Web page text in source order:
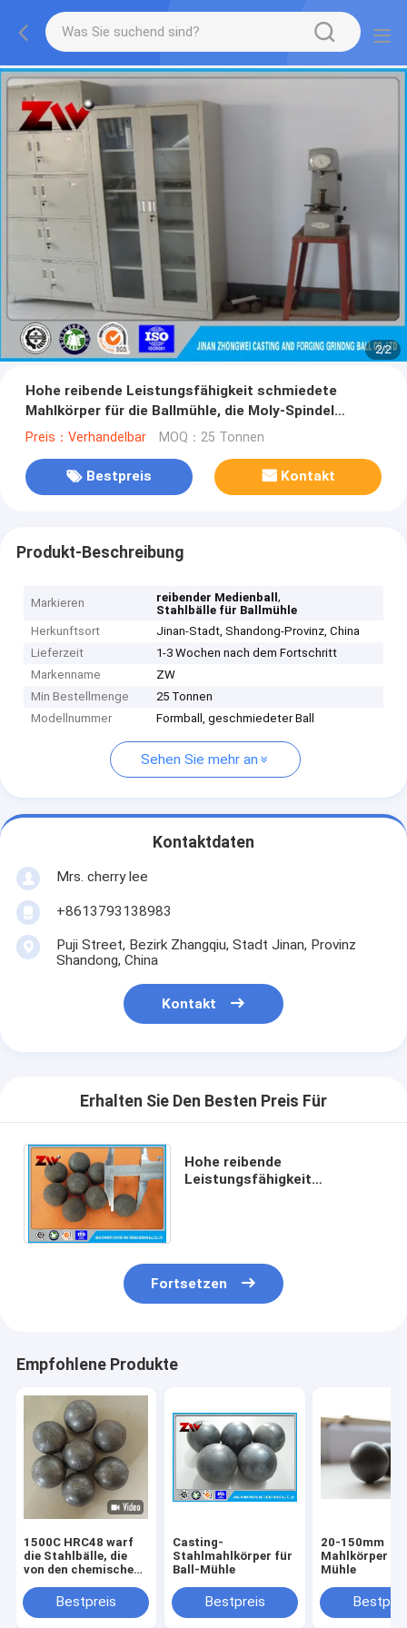
2/2
Hohe reibende Leistungsfähigkeit schmiedete
Mahlkörper für die Ballmühle, die Moly-Spindel
ähnlich ist
Preis：Verhandelbar MOQ：25 Tonnen
Bestpreis Kontakt
Produkt-Beschreibung
Markieren reibender Medienball,
Stahlbälle für Ballmühle
Herkunftsort
Jinan-Stadt, Shandong-Provinz, China
Lieferzeit
1-3 Wochen nach dem Fortschritt
Markenname
ZW
Min Bestellmenge
25 Tonnen
Modellnummer
Formball, geschmiedeter Ball
Sehen Sie mehr an
Kontaktdaten
Mrs. cherry lee
+8613793138983
Puji Street, Bezirk Zhangqiu, Stadt Jinan, Provinz
Shandong, China
Kontakt
Erhalten Sie Den Besten Preis Für
Hohe reibende
Leistungsfähigkeit
Fortsetzen
Empfohlene Produkte
1500C HRC48 warf
die Stahlbälle, die
von den chemischen
gemacht wurden
Bestpreis
Casting-
Stahlmahlkörper für
Ball-Mühle
Bestpreis
20-150mm
Mahlkörper
Mühle